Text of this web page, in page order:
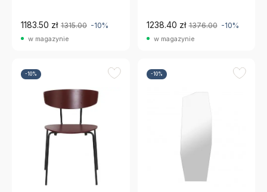
1183.50 zł 1315.00 -10%
w magazynie
1238.40 zł 1376.00 -10%
w magazynie
-10% -10%